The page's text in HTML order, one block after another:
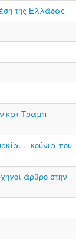
της Ελλάδας
και Τραμπ
κούνια που
άρθρο στην